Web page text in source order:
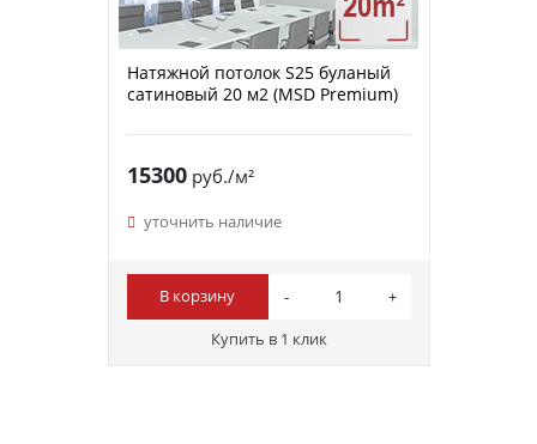
Натяжной потолок S25 буланый
сатиновый 20 м2 (MSD Premium)
15300руб./м²
уточнить наличие
В корзину
Купить в 1 клик